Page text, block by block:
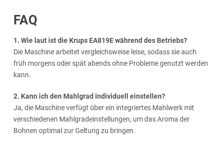
FAQ
1. Wie laut ist die Krups EA819E während des Betriebs?
Die Maschine arbeitet vergleichsweise leise, sodass sie auch
früh morgens oder spät abends ohne Probleme genutzt werden
kann.
2. Kann ich den Mahlgrad individuell einstellen?
Ja, die Maschine verfügt über ein integriertes Mahlwerk mit
verschiedenen Mahlgradeinstellungen, um das Aroma der
Bohnen optimal zur Geltung zu bringen.